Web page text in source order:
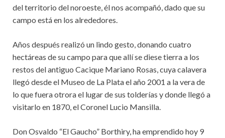
del territorio del noroeste, él nos acompañó, dado que su
campo está en los alrededores.
Años después realizó un lindo gesto, donando cuatro
hectáreas de su campo para que allí se diese tierra a los
restos del antiguo Cacique Mariano Rosas, cuya calavera
llegó desde el Museo de La Plata el año 2001 a la vera de
lo que fuera otrora el lugar de sus tolderías y donde llegó a
visitarlo en 1870, el Coronel Lucio Mansilla.
Don Osvaldo “El Gaucho” Borthiry, ha emprendido hoy 9